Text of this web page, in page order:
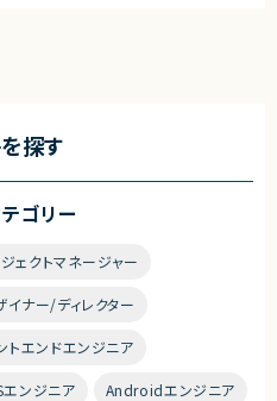
探す
ゴリー
ェクトマネージャー
イナー/ディレクター
トエンドエンジニア
エンジニア Androidエンジニア